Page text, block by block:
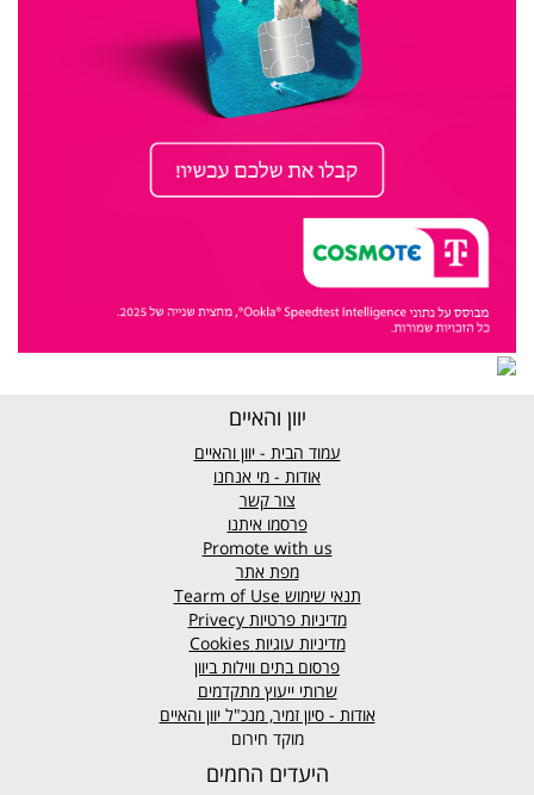
יוון והאיים
עמוד הבית - יוון והאיים
אודות - מי אנחנו
צור קשר
פרסמו איתנו
Promote with us
מפת אתר
תנאי שימוש
מדיניות פרטיות Privecy
מדיניות עוגיות Cookies
פרסום בתים ווילות ביוון
שרותי ייעוץ מתקדמים
אודות - סיון זמיר, מנכ"ל יוון והאיים
מוקד חירום
היעדים החמים